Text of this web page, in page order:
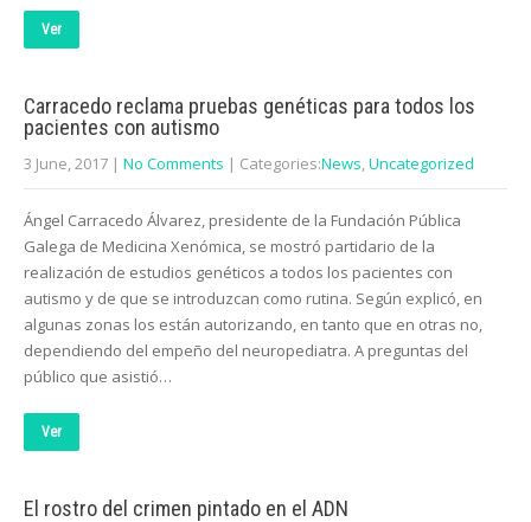
Ver
Carracedo reclama pruebas genéticas para todos los
pacientes con autismo
3 June, 2017 | No Comments | Categories:News,Uncategorized
Ángel Carracedo Álvarez, presidente de la Fundación Pública
Galega de Medicina Xenómica, se mostró partidario de la
realización de estudios genéticos a todos los pacientes con
autismo y de que se introduzcan como rutina. Según explicó, en
algunas zonas los están autorizando, en tanto que en otras no,
dependiendo del empeño del neuropediatra. A preguntas del
público que asistió…
Ver
El rostro del crimen pintado en el ADN